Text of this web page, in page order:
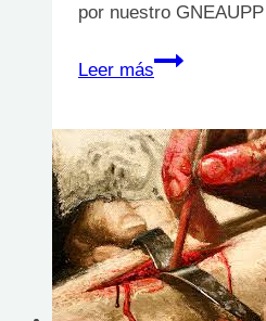
por nuestro
Leer más
Atención
las
Heridas
Crónicas
–
2ª
Edición